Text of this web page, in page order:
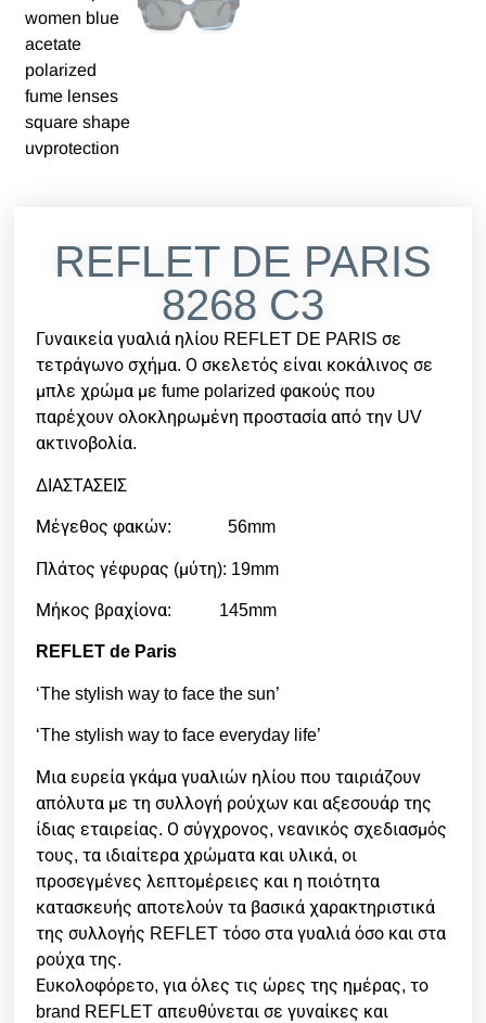
REFLET DE PARIS
8268 C3
Γυναικεία γυαλιά ηλίου REFLET DE PARIS σε
τετράγωνο σχήμα. Ο σκελετός είναι κοκάλινος σε
μπλε χρώμα με fume polarized φακούς που
παρέχουν ολοκληρωμένη προστασία από την UV
ακτινοβολία.
ΔΙΑΣΤΑΣΕΙΣ
Μέγεθος φακών: 56mm
Πλάτος γέφυρας (μύτη): 19mm
Μήκος βραχίονα: 145mm
REFLET de Paris
‘The stylish way to face the sun’
‘The stylish way to face everyday life’
Μια ευρεία γκάμα γυαλιών ηλίου που ταιριάζουν
απόλυτα με τη συλλογή ρούχων και αξεσουάρ της
ίδιας εταιρείας. Ο σύγχρονος, νεανικός σχεδιασμός
τους, τα ιδιαίτερα χρώματα και υλικά, οι
προσεγμένες λεπτομέρειες και η ποιότητα
κατασκευής αποτελούν τα βασικά χαρακτηριστικά
της συλλογής REFLET τόσο στα γυαλιά όσο και στα
ρούχα της.
Ευκολοφόρετο, για όλες τις ώρες της ημέρας, το
brand REFLET απευθύνεται σε γυναίκες και